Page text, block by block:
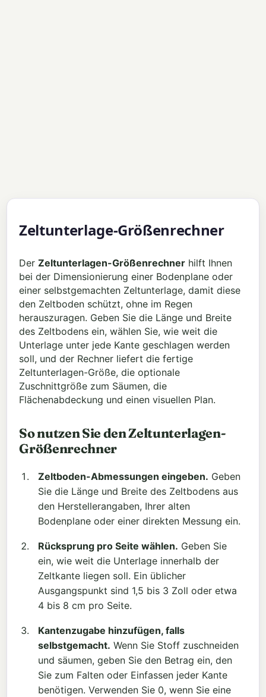
Zeltunterlage-Größenrechner
DerZeltunterlagen-Größenrechner hilft Ihnen
bei der Dimensionierung einer Bodenplane oder
einer selbstgemachten Zeltunterlage, damit diese
den Zeltboden schützt, ohne im Regen
herauszuragen. Geben Sie die Länge und Breite
des Zeltbodens ein, wählen Sie, wie weit die
Unterlage unter jede Kante geschlagen werden
soll, und der Rechner liefert die fertige
Zeltunterlagen-Größe, die optionale
Zuschnittgröße zum Säumen, die
Flächenabdeckung und einen visuellen Plan.
So nutzen Sie den Zeltunterlagen-
Größenrechner
Zeltboden-Abmessungen eingeben. Geben
Sie die Länge und Breite des Zeltbodens aus
den Herstellerangaben, Ihrer alten
Bodenplane oder einer direkten Messung ein.
Rücksprung pro Seite wählen. Geben Sie
ein, wie weit die Unterlage innerhalb der
Zeltkante liegen soll. Ein üblicher
Ausgangspunkt sind 1,5 bis 3 Zoll oder etwa
4 bis 8 cm pro Seite.
Kantenzugabe hinzufügen, falls
selbstgemacht. Wenn Sie Stoff zuschneiden
und säumen, geben Sie den Betrag ein, den
Sie zum Falten oder Einfassen jeder Kante
benötigen. Verwenden Sie 0, wenn Sie eine